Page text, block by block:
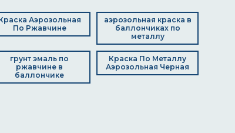
Аэрозольная
По Ржавчине
аэрозольная краска в
баллончиках по
металлу
грунт эмаль по
ржавчине в
баллончике
Краска По Металлу
Аэрозольная Черная